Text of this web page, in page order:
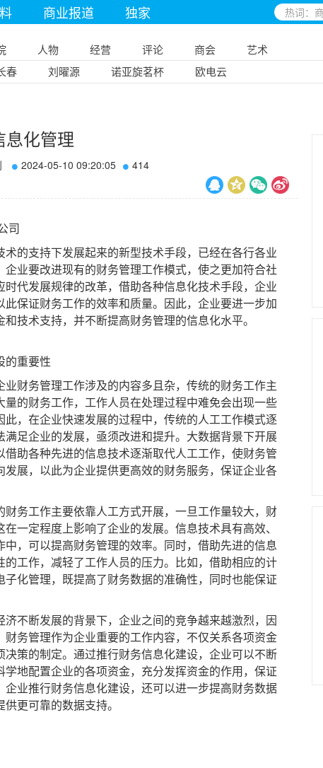
商业报道 独家
人物 经营 评论 商会
艺术
春 刘曜源 诺亚旋茗杯 欧电云
息化管理
2024-05-10 09:20:05 414
司
的支持下发展起来的新型技术手段，已经在各行各业
业要改进现有的财务管理工作模式，使之更加符合社
代发展规律的改革，借助各种信息化技术手段，企业
保证财务工作的效率和质量。因此，企业要进一步加
技术支持，并不断提高财务管理的信息化水平。
重要性
财务管理工作涉及的内容多且杂，传统的财务工作主
的财务工作，工作人员在处理过程中难免会出现一些
，在企业快速发展的过程中，传统的人工工作模式逐
足企业的发展，亟须改进和提升。大数据背景下开展
助各种先进的信息技术逐渐取代人工工作，使财务管
展，以此为企业提供更高效的财务服务，保证企业各
务工作主要依靠人工方式开展，一旦工作量较大，财
一定程度上影响了企业的发展。信息技术具有高效、
，可以提高财务管理的效率。同时，借助先进的信息
工作，减轻了工作人员的压力。比如，借助相应的计
化管理，既提高了财务数据的准确性，同时也能保证
不断发展的背景下，企业之间的竞争越来越激烈，因
务管理作为企业重要的工作内容，不仅关系各项资金
策的制定。通过推行财务信息化建设，企业可以不断
地配置企业的各项资金，充分发挥资金的作用，保证
业推行财务信息化建设，还可以进一步提高财务数据
更可靠的数据支持。